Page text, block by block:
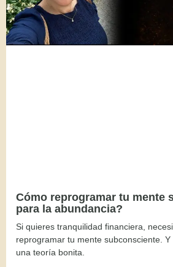
Cómo reprogramar tu mente
para la abundancia?
Si quieres tranquilidad financiera,
reprogramar tu mente subconsciente.
una teoría bonita.